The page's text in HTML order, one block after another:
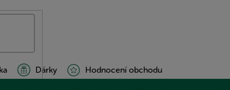
Dárky Hodnocení obchodu